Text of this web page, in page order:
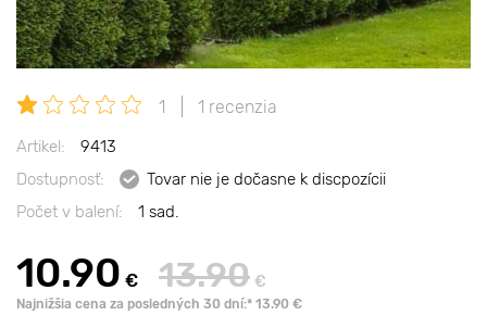
1 1 recenzia
Artikel:
9413
Dostupnosť:
Tovar nie je dočasne k discpozícii
Počet v balení:
1 sad.
10.90 € 13.90 €
Najnižšia cena za posledných 30 dní:* 13.90 €